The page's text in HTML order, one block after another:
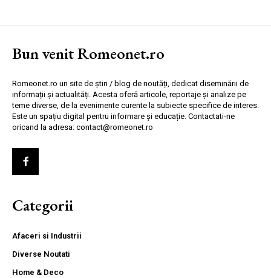
Bun venit Romeonet.ro
Romeonet.ro un site de știri / blog de noutăți, dedicat diseminării de
informații și actualități. Acesta oferă articole, reportaje și analize pe
teme diverse, de la evenimente curente la subiecte specifice de interes.
Este un spațiu digital pentru informare și educație. Contactati-ne
oricand la adresa: contact@romeonet.ro
Categorii
Afaceri si Industrii
Diverse Noutati
Home & Deco